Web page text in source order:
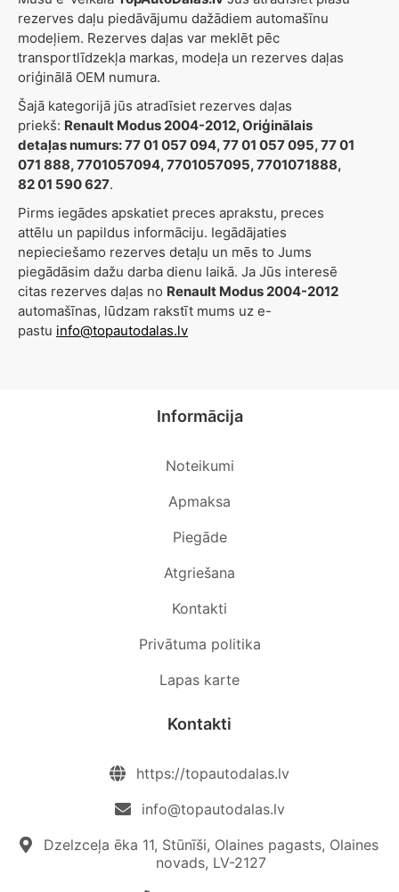
rezerves daļu piedāvājumu dažādiem automašīnu
modeļiem. Rezerves daļas var meklēt pēc
transportlīdzekļa markas, modeļa un rezerves daļas
oriģinālā OEM numura.
Šajā kategorijā jūs atradīsiet rezerves daļas
priekš: Renault Modus 2004-2012, Oriģinālais
detaļas numurs: 77 01 057 094, 77 01 057 095, 77 01
071 888, 7701057094, 7701057095, 7701071888,
82 01 590 627.
Pirms iegādes apskatiet preces aprakstu, preces
attēlu un papildus informāciju. Iegādājaties
nepieciešamo rezerves detaļu un mēs to Jums
piegādāsim dažu darba dienu laikā. Ja Jūs interesē
citas rezerves daļas no Renault Modus 2004-2012
automašīnas, lūdzam rakstīt mums uz e-
pastu info@topautodalas.lv
Informācija
Noteikumi
Apmaksa
Piegāde
Atgriešana
Kontakti
Privātuma politika
Lapas karte
Kontakti
https://topautodalas.lv
info@topautodalas.lv
Dzelzceļa ēka 11, Stūnīši, Olaines pagasts, Olaines
novads, LV-2127